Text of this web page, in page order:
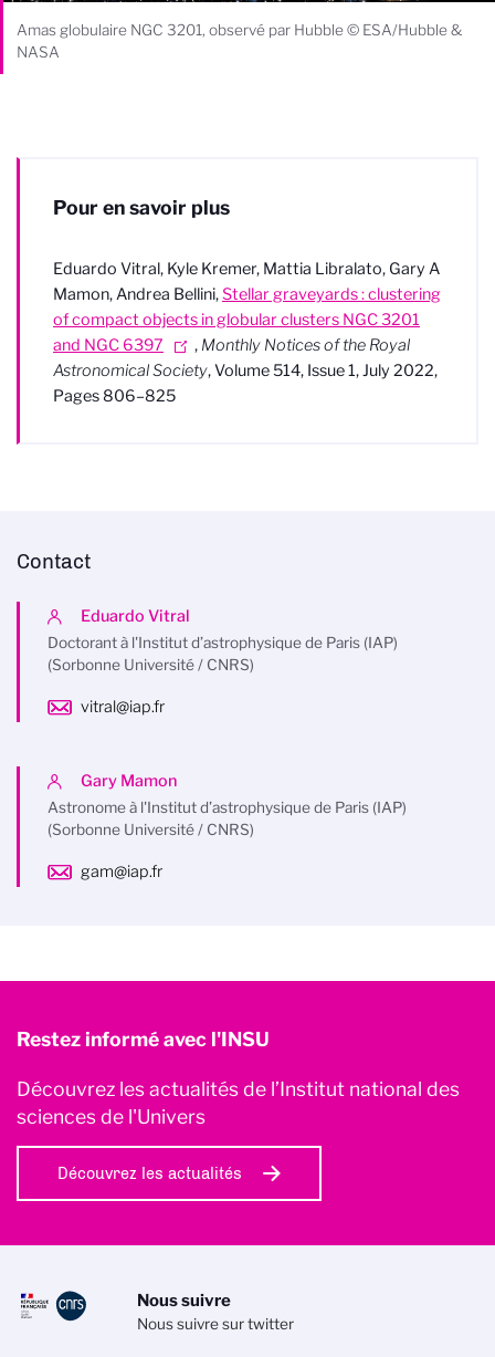
Amas globulaire NGC 3201, observé par Hubble © ESA/Hubble &
NASA
Pour en savoir plus
Eduardo Vitral, Kyle Kremer, Mattia Libralato, Gary A
Mamon, Andrea Bellini,Stellar graveyards : clustering
of compact objects in globular clusters NGC 3201
and NGC 6397
, Monthly Notices of the Royal
Astronomical Society, Volume 514, Issue 1, July 2022,
Pages 806–825
Contact
Eduardo Vitral
Doctorant à l'Institut d’astrophysique de Paris (IAP)
(Sorbonne Université / CNRS)
vitral@iap.fr
Gary Mamon
Astronome à l'Institut d’astrophysique de Paris (IAP)
(Sorbonne Université / CNRS)
gam@iap.fr
Restez informé avec l'INSU
Découvrez les actualités de l’Institut national des
sciences de l'Univers
Découvrez les actualités
Nous suivre
Nous suivre sur twitter